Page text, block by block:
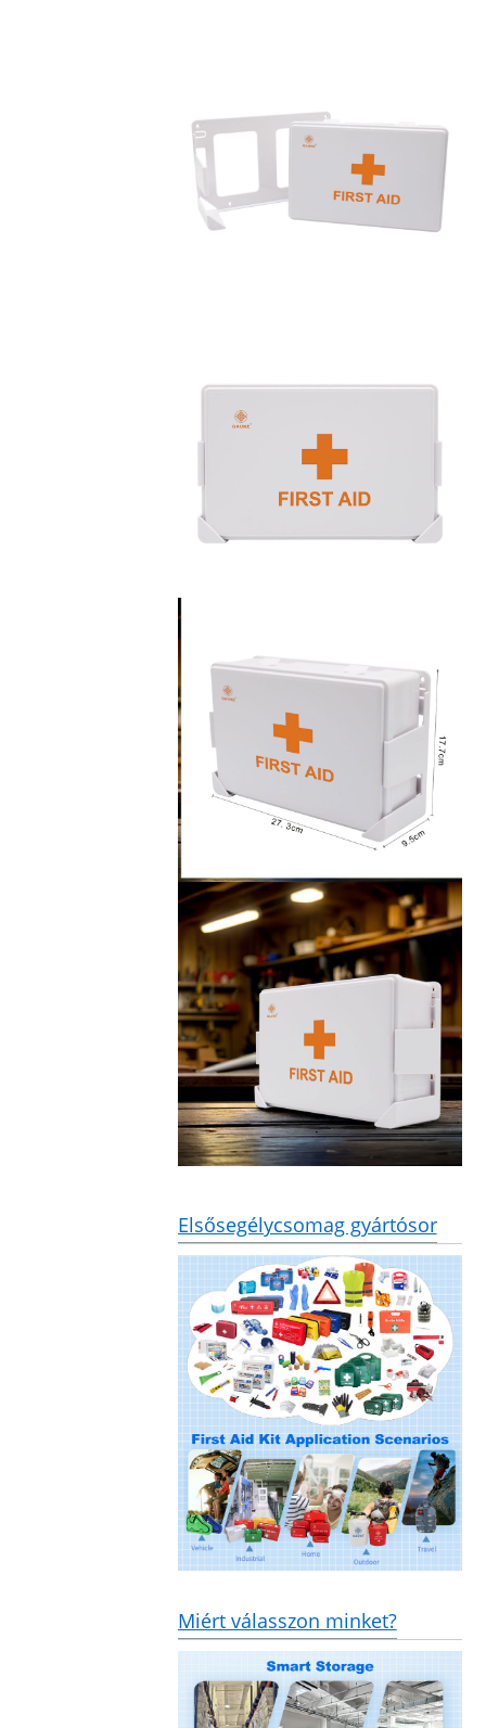
Elsősegélycsomag gyártósor
Miért válasszon minket?